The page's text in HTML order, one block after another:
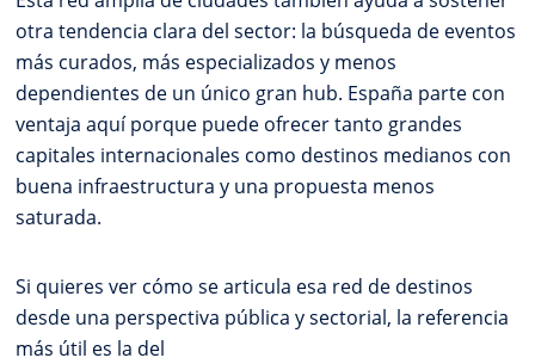
otra tendencia clara del sector: la búsqueda de eventos
más curados, más especializados y menos
dependientes de un único gran hub. España parte con
ventaja aquí porque puede ofrecer tanto grandes
capitales internacionales como destinos medianos con
buena infraestructura y una propuesta menos
saturada.
Si quieres ver cómo se articula esa red de destinos
desde una perspectiva pública y sectorial, la referencia
más útil es la del